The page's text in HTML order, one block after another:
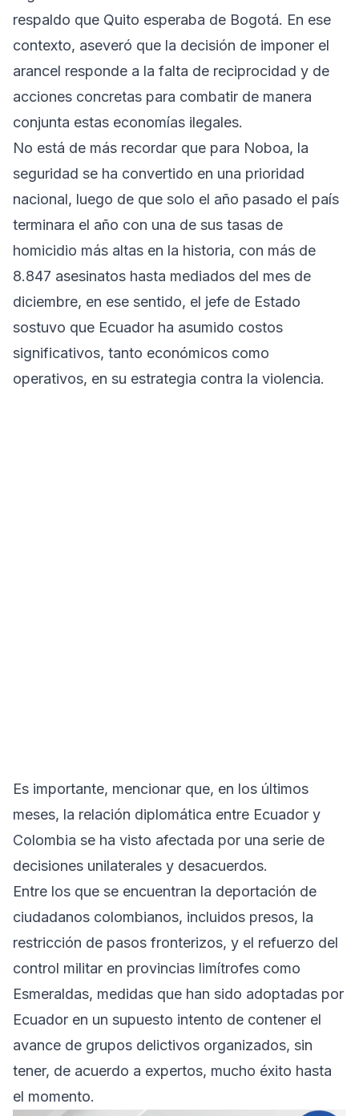
respaldo que Quito esperaba de Bogotá. En ese
contexto, aseveró que la decisión de imponer el
arancel responde a la falta de reciprocidad y de
acciones concretas para combatir de manera
conjunta estas economías ilegales.
No está de más recordar que para Noboa, la
seguridad se ha convertido en una prioridad
nacional, luego de que solo el año pasado el país
terminara el año con una de sus tasas de
homicidio más altas en la historia, con más de
8.847 asesinatos hasta mediados del mes de
diciembre, en ese sentido, el jefe de Estado
sostuvo que Ecuador ha asumido costos
significativos, tanto económicos como
operativos, en su estrategia contra la violencia.
Es importante, mencionar que, en los últimos
meses, la relación diplomática entre Ecuador y
Colombia se ha visto afectada por una serie de
decisiones unilaterales y desacuerdos.
Entre los que se encuentran la deportación de
ciudadanos colombianos, incluidos presos, la
restricción de pasos fronterizos, y el refuerzo del
control militar en provincias limítrofes como
Esmeraldas, medidas que han sido adoptadas por
Ecuador en un supuesto intento de contener el
avance de grupos delictivos organizados, sin
tener, de acuerdo a expertos, mucho éxito hasta
el momento.